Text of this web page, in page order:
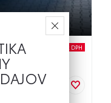
Odpočet DPH